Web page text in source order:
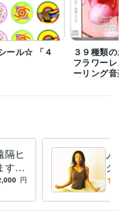
ール☆ 「４
３９種類の
フラワーレメ
ーリング音楽
隔ヒ
す
ージ円
人
グを
［波
癒し